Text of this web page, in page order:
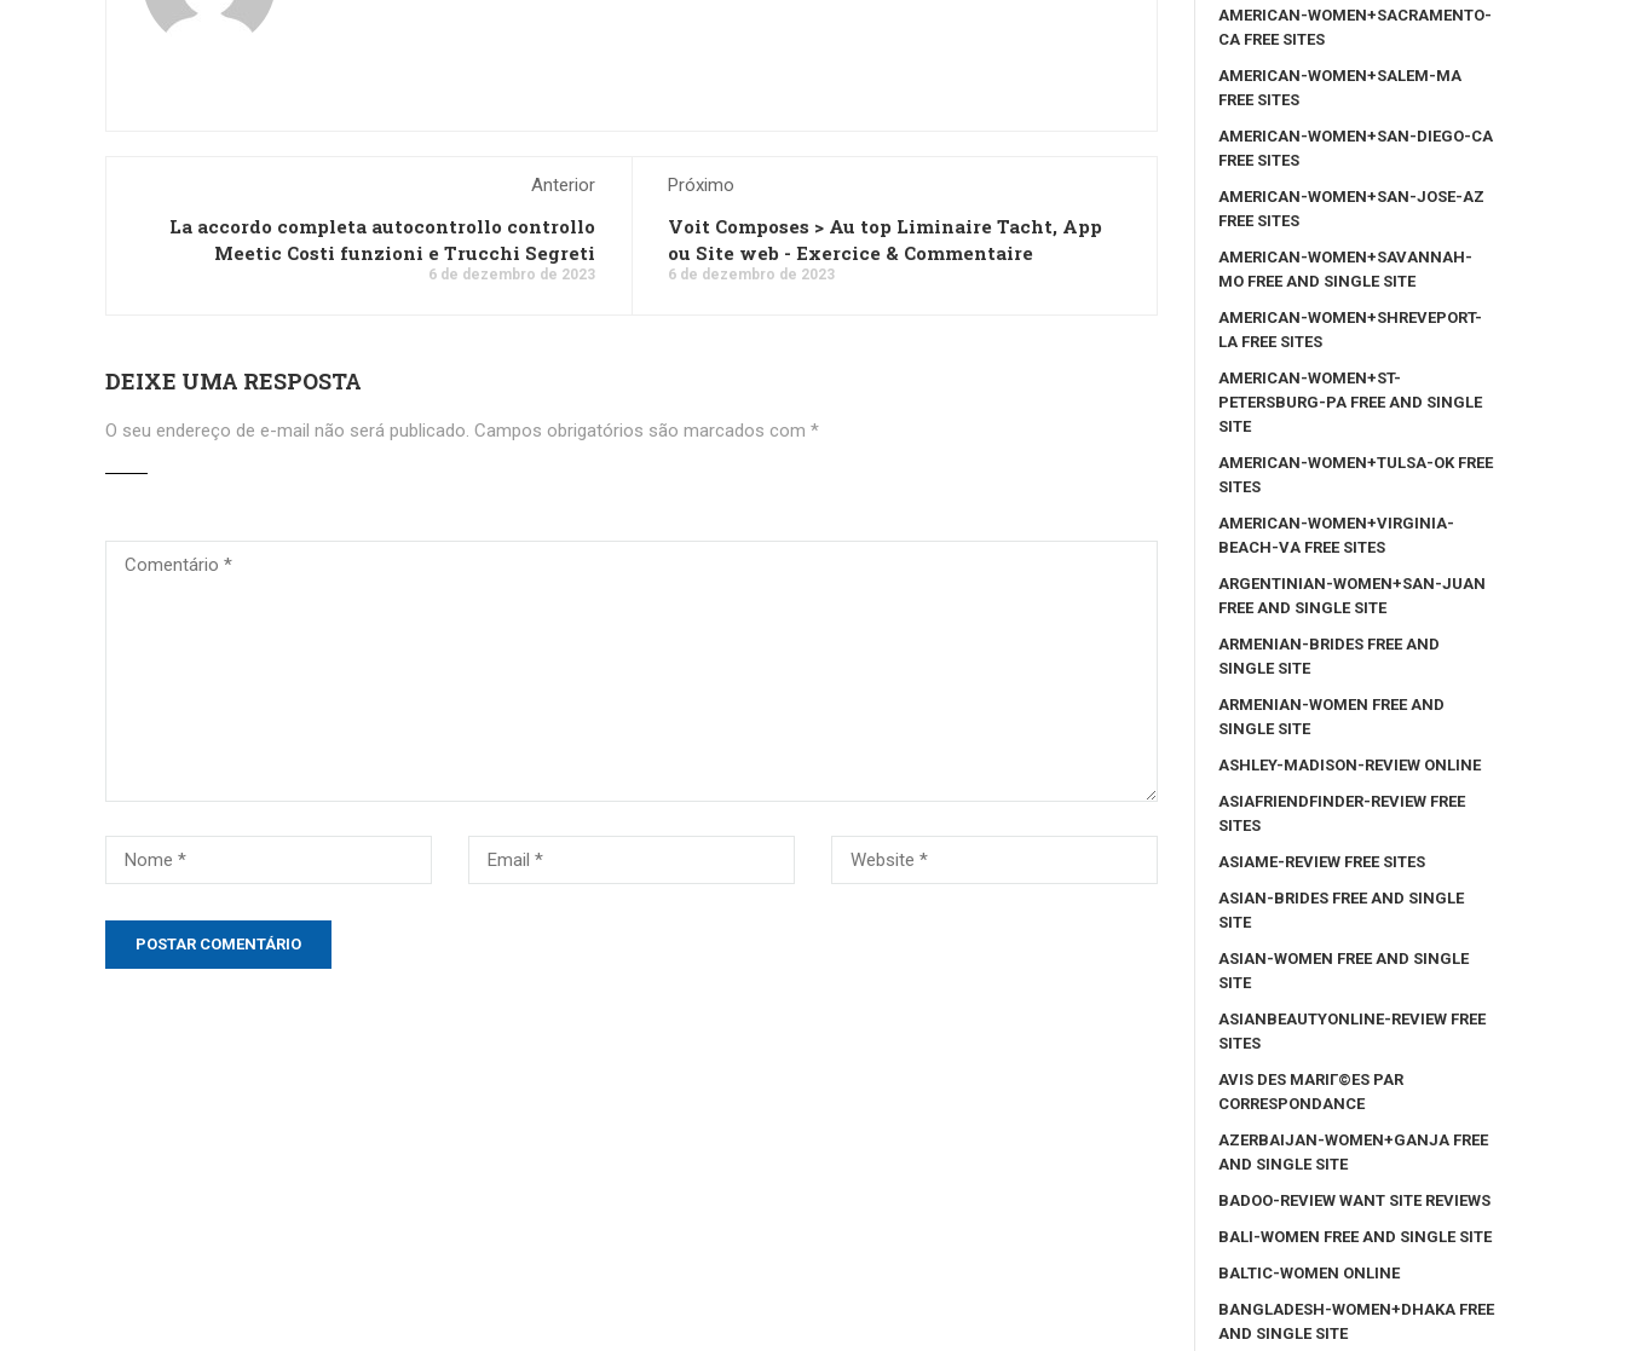
Anterior
La accordo completa autocontrollo controllo
Meetic Costi funzioni e Trucchi Segreti
6 de dezembro de 2023
Próximo
Voit Composes > Au top Liminaire Tacht, App
ou Site web - Exercice & Commentaire
6 de dezembro de 2023
DEIXE UMA RESPOSTA
O seu endereço de e-mail não será publicado. Campos obrigatórios são marcados com *
AMERICAN-WOMEN+SACRAMENTO-
CA FREE SITES
AMERICAN-WOMEN+SALEM-MA
FREE SITES
AMERICAN-WOMEN+SAN-DIEGO-CA
FREE SITES
AMERICAN-WOMEN+SAN-JOSE-AZ
FREE SITES
AMERICAN-WOMEN+SAVANNAH-
MO FREE AND SINGLE SITE
AMERICAN-WOMEN+SHREVEPORT-
LA FREE SITES
AMERICAN-WOMEN+ST-
PETERSBURG-PA FREE AND SINGLE
SITE
AMERICAN-WOMEN+TULSA-OK FREE
SITES
AMERICAN-WOMEN+VIRGINIA-
BEACH-VA FREE SITES
ARGENTINIAN-WOMEN+SAN-JUAN
FREE AND SINGLE SITE
ARMENIAN-BRIDES FREE AND
SINGLE SITE
ARMENIAN-WOMEN FREE AND
SINGLE SITE
ASHLEY-MADISON-REVIEW ONLINE
ASIAFRIENDFINDER-REVIEW FREE
SITES
ASIAME-REVIEW FREE SITES
ASIAN-BRIDES FREE AND SINGLE
SITE
ASIAN-WOMEN FREE AND SINGLE
SITE
ASIANBEAUTYONLINE-REVIEW FREE
SITES
AVIS DES MARIГ©ES PAR
CORRESPONDANCE
AZERBAIJAN-WOMEN+GANJA FREE
AND SINGLE SITE
BADOO-REVIEW WANT SITE REVIEWS
BALI-WOMEN FREE AND SINGLE SITE
BALTIC-WOMEN ONLINE
BANGLADESH-WOMEN+DHAKA FREE
AND SINGLE SITE